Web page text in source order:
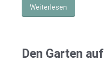
Weiterlesen
Den Garten